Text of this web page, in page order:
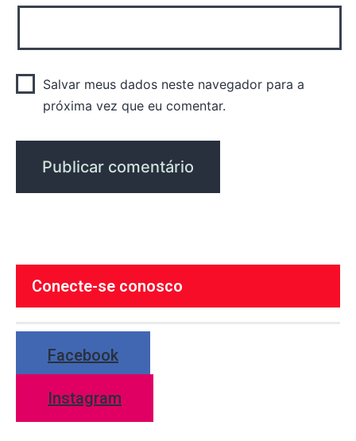
Salvar meus dados neste navegador para a
próxima vez que eu comentar.
Conecte-se conosco
Facebook
Instagram